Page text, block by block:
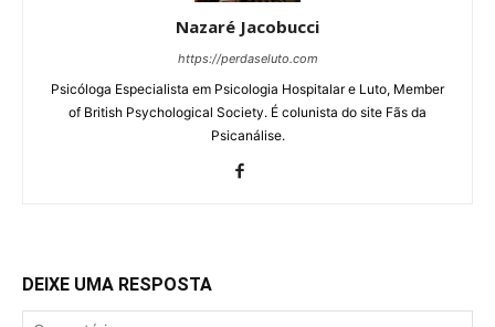
Nazaré Jacobucci
https://perdaseluto.com
Psicóloga Especialista em Psicologia Hospitalar e Luto, Member
of British Psychological Society. É colunista do site Fãs da
Psicanálise.
DEIXE UMA RESPOSTA